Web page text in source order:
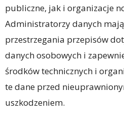
publiczne, jak i organizacje
Administratorzy danych
przestrzegania przepisów
danych osobowych i
środków technicznych i
te dane przed
uszkodzeniem.